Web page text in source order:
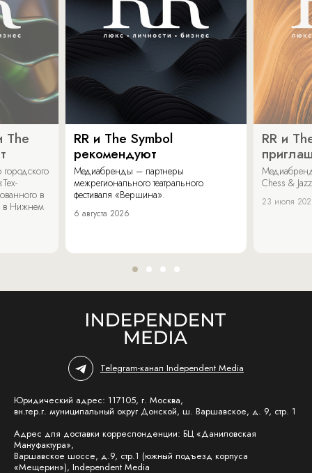
The
в
в Нижнем
RR и The Symbol
рекомендуют
Медиабренды – партнеры
межрегионального театрального
фестиваля «Вершина».
6 августа 2026
RR и
Chess &
23 июля
Telegram-канал Independent Media
Юридический адрес: 117105, г. Москва,
вн.тер.г. муниципальный округ Донской, ш. Варшавское, д. 9, стр. 1
Адрес для доставки корреспонденции: БЦ «Даниловская
Мануфактура»,
Варшавское шоссе, д.9, стр.1 (южный подъезд корпуса
«Мещерин»), Independent Media